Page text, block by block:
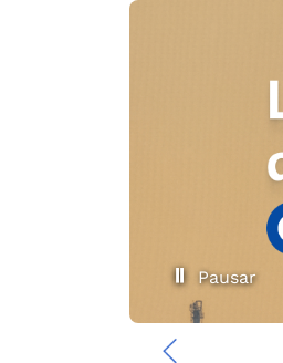
‹
Pausar